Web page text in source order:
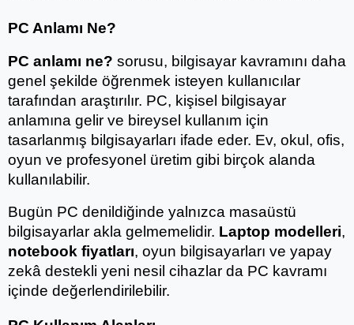
PC Anlamı Ne?
PC anlamı ne? sorusu, bilgisayar kavramını daha
genel şekilde öğrenmek isteyen kullanıcılar
tarafından araştırılır. PC, kişisel bilgisayar
anlamına gelir ve bireysel kullanım için
tasarlanmış bilgisayarları ifade eder. Ev, okul, ofis,
oyun ve profesyonel üretim gibi birçok alanda
kullanılabilir.
Bugün PC denildiğinde yalnızca masaüstü
bilgisayarlar akla gelmemelidir. Laptop modelleri
notebook fiyatları, oyun bilgisayarları ve yapay
zekâ destekli yeni nesil cihazlar da PC kavramı
içinde değerlendirilebilir.